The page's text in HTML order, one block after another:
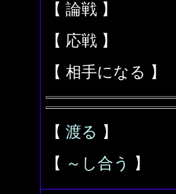
【 論戦 】
【 応戦 】
【 相手になる 】
【 渡る 】
【 ～し合う 】